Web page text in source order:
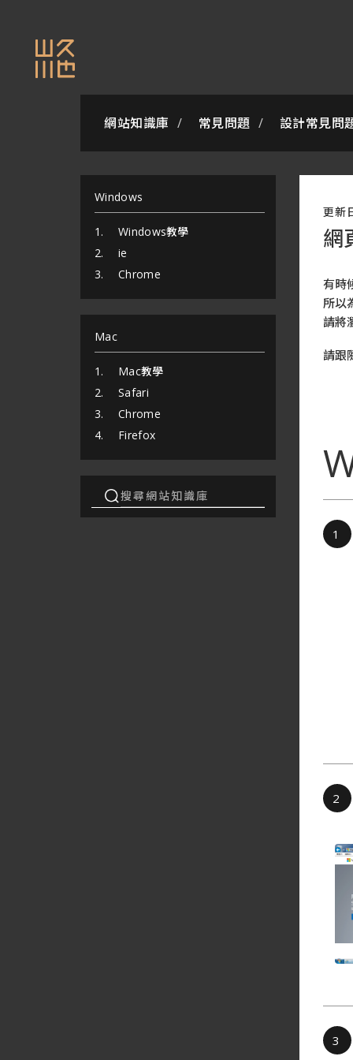
網站知識庫 常見問題 設計常見問
Windows
Windows教學
ie
Chrome
Mac
Mac教學
Safari
Chrome
Firefox
更新
網
有時
所以
請將
請跟